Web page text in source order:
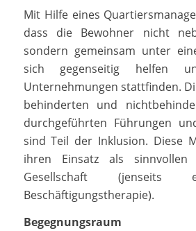
Mit Hilfe eines
dass die Bewohner nicht
sondern gemeinsam unter
sich gegenseitig helfen
Unternehmungen stattfinden.
behinderten und
durchgeführten Führungen
sind Teil der Inklusion. Diese
ihren Einsatz als
Gesellschaft (jenseits
Beschäftigungstherapie).
Begegnungsraum